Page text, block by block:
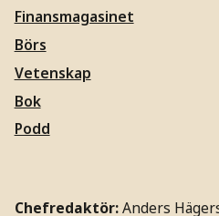
Finansmagasinet
Börs
Vetenskap
Bok
Podd
Chefredaktör:Anders